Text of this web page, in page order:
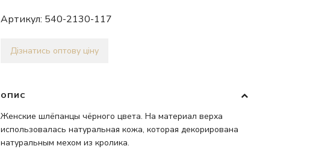
Артикул: 540-2130-117
Дізнатись оптову ціну
ОПИС
Женские шлёпанцы чёрного цвета. На материал верха
использовалась натуральная кожа, которая декорирована
натуральным мехом из кролика.